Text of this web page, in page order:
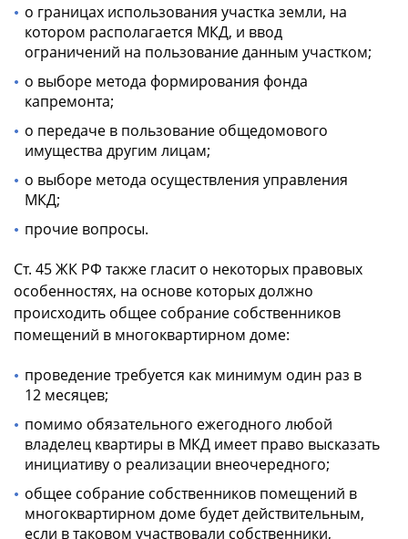
о границах использования участка земли, на
котором располагается МКД, и ввод
ограничений на пользование данным участком;
о выборе метода формирования фонда
капремонта;
о передаче в пользование общедомового
имущества другим лицам;
о выборе метода осуществления управления
МКД;
прочие вопросы.
Ст. 45 ЖК РФ также гласит о некоторых правовых
особенностях, на основе которых должно
происходить общее собрание собственников
помещений в многоквартирном доме:
проведение требуется как минимум один раз в
12 месяцев;
помимо обязательного ежегодного любой
владелец квартиры в МКД имеет право высказать
инициативу о реализации внеочередного;
общее собрание собственников помещений в
многоквартирном доме будет действительным,
если в таковом участвовали собственники,